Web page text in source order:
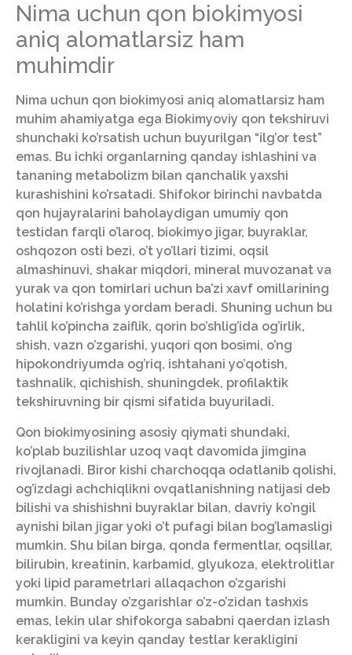
Nima uchun qon biokimyosi
aniq alomatlarsiz ham
muhimdir
Nima uchun qon biokimyosi aniq alomatlarsiz ham
muhim ahamiyatga ega Biokimyoviy qon tekshiruvi
shunchaki ko’rsatish uchun buyurilgan “ilg’or test”
emas. Bu ichki organlarning qanday ishlashini va
tananing metabolizm bilan qanchalik yaxshi
kurashishini ko’rsatadi. Shifokor birinchi navbatda
qon hujayralarini baholaydigan umumiy qon
testidan farqli o’laroq, biokimyo jigar, buyraklar,
oshqozon osti bezi, o’t yo’llari tizimi, oqsil
almashinuvi, shakar miqdori, mineral muvozanat va
yurak va qon tomirlari uchun ba’zi xavf omillarining
holatini ko’rishga yordam beradi. Shuning uchun bu
tahlil ko’pincha zaiflik, qorin bo’shlig’ida og’irlik,
shish, vazn o’zgarishi, yuqori qon bosimi, o’ng
hipokondriyumda og’riq, ishtahani yo’qotish,
tashnalik, qichishish, shuningdek, profilaktik
tekshiruvning bir qismi sifatida buyuriladi.
Qon biokimyosining asosiy qiymati shundaki,
ko’plab buzilishlar uzoq vaqt davomida jimgina
rivojlanadi. Biror kishi charchoqqa odatlanib qolishi,
og’izdagi achchiqlikni ovqatlanishning natijasi deb
bilishi va shishishni buyraklar bilan, davriy ko’ngil
aynishi bilan jigar yoki o’t pufagi bilan bog’lamasligi
mumkin. Shu bilan birga, qonda fermentlar, oqsillar,
bilirubin, kreatinin, karbamid, glyukoza, elektrolitlar
yoki lipid parametrlari allaqachon o’zgarishi
mumkin. Bunday o’zgarishlar o’z-o’zidan tashxis
emas, lekin ular shifokorga sababni qaerdan izlash
kerakligini va keyin qanday testlar kerakligini